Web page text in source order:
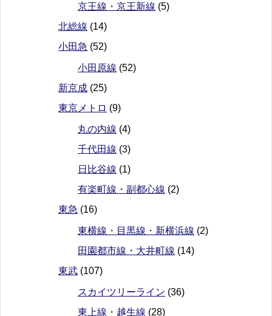
京王線・京王新線 (5)
北総線 (14)
小田急 (52)
小田原線 (52)
新京成 (25)
東京メトロ (9)
丸の内線 (4)
千代田線 (3)
日比谷線 (1)
有楽町線・副都心線 (2)
東急 (16)
東横線・目黒線・新横浜線 (2)
田園都市線・大井町線 (14)
東武 (107)
スカイツリーライン (36)
東上線・越生線 (28)